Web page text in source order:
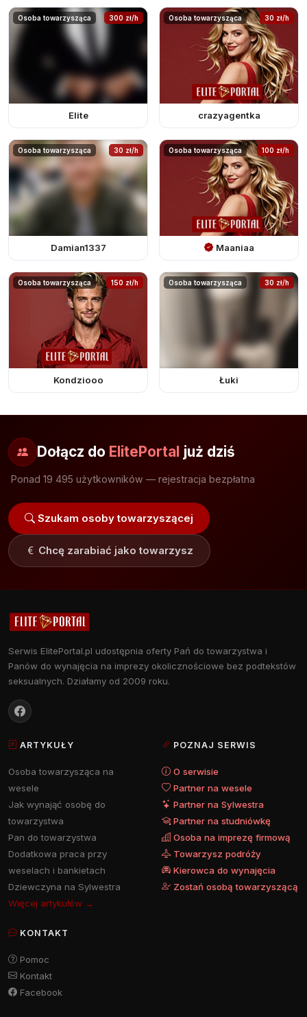
Osoba towarzysząca 300 zł/h
Elite
Osoba towarzysząca 30 zł/h
crazyagentka
Osoba towarzysząca 30 zł/h
Damian1337
Osoba towarzysząca 100 zł/h
Maaniaa
Osoba towarzysząca 150 zł/h
Kondziooo
Osoba towarzysząca 30 zł/h
Łuki
Dołącz do ElitePortal już dziś
Ponad 19 495 użytkowników — rejestracja bezpłatna
Szukam osoby towarzyszącej
Chcę zarabiać jako towarzysz
Serwis ElitePortal.pl udostępnia oferty Pań do towarzystwa i
Panów do wynajęcia na imprezy okolicznościowe bez podtekstów
seksualnych. Działamy od 2009 roku.
ARTYKUŁY
Osoba towarzysząca na
wesele
Jak wynająć osobę do
towarzystwa
Pan do towarzystwa
Dodatkowa praca przy
weselach i bankietach
Dziewczyna na Sylwestra
Więcej artykułów →
POZNAJ SERWIS
O serwisie
Partner na wesele
Partner na Sylwestra
Partner na studniówkę
Osoba na imprezę firmową
Towarzysz podróży
Kierowca do wynajęcia
Zostań osobą towarzyszącą
KONTAKT
Pomoc
Kontakt
Facebook